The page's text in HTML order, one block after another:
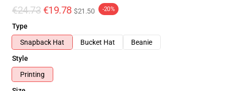
€24.73 €19.78 $21.50 -20%
Type
Snapback Hat
Bucket Hat
Beanie
Style
Printing